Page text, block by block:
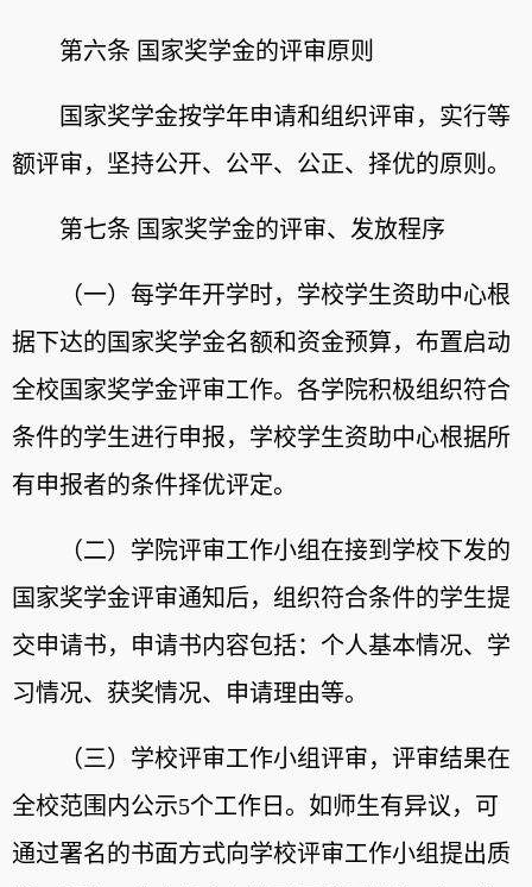
第六条 国家奖学金的评审原则
国家奖学金按学年申请和组织评审，实行等
额评审，坚持公开、公平、公正、择优的原则。
第七条 国家奖学金的评审、发放程序
（一）每学年开学时，学校学生资助中心根
据下达的国家奖学金名额和资金预算，布置启动
全校国家奖学金评审工作。各学院积极组织符合
条件的学生进行申报，学校学生资助中心根据所
有申报者的条件择优评定。
（二）学院评审工作小组在接到学校下发的
国家奖学金评审通知后，组织符合条件的学生提
交申请书，申请书内容包括：个人基本情况、学
习情况、获奖情况、申请理由等。
（三）学校评审工作小组评审，评审结果在
全校范围内公示5个工作日。如师生有异议，可
通过署名的书面方式向学校评审工作小组提出质